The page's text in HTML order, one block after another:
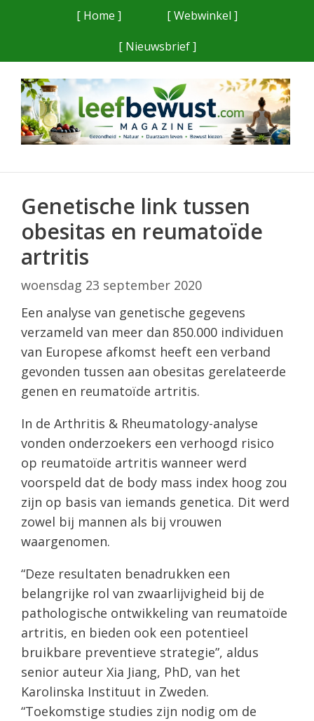
[ Home ]
[ Webwinkel ]
[ Nieuwsbrief ]
Genetische link tussen
obesitas en reumatoïde
artritis
woensdag 23 september 2020
Een analyse van genetische gegevens
verzameld van meer dan 850.000 individuen
van Europese afkomst heeft een verband
gevonden tussen aan obesitas gerelateerde
genen en reumatoïde artritis.
In de Arthritis & Rheumatology-analyse
vonden onderzoekers een verhoogd risico
op reumatoïde artritis wanneer werd
voorspeld dat de body mass index hoog zou
zijn op basis van iemands genetica. Dit werd
zowel bij mannen als bij vrouwen
waargenomen.
“Deze resultaten benadrukken een
belangrijke rol van zwaarlijvigheid bij de
pathologische ontwikkeling van reumatoïde
artritis, en bieden ook een potentieel
bruikbare preventieve strategie”, aldus
senior auteur Xia Jiang, PhD, van het
Karolinska Instituut in Zweden.
“Toekomstige studies zijn nodig om de